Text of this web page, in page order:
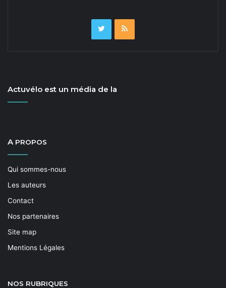
Actuvélo est un média de la
A PROPOS
Qui sommes-nous
Les auteurs
Contact
Nos partenaires
Site map
Mentions Légales
NOS RUBRIQUES